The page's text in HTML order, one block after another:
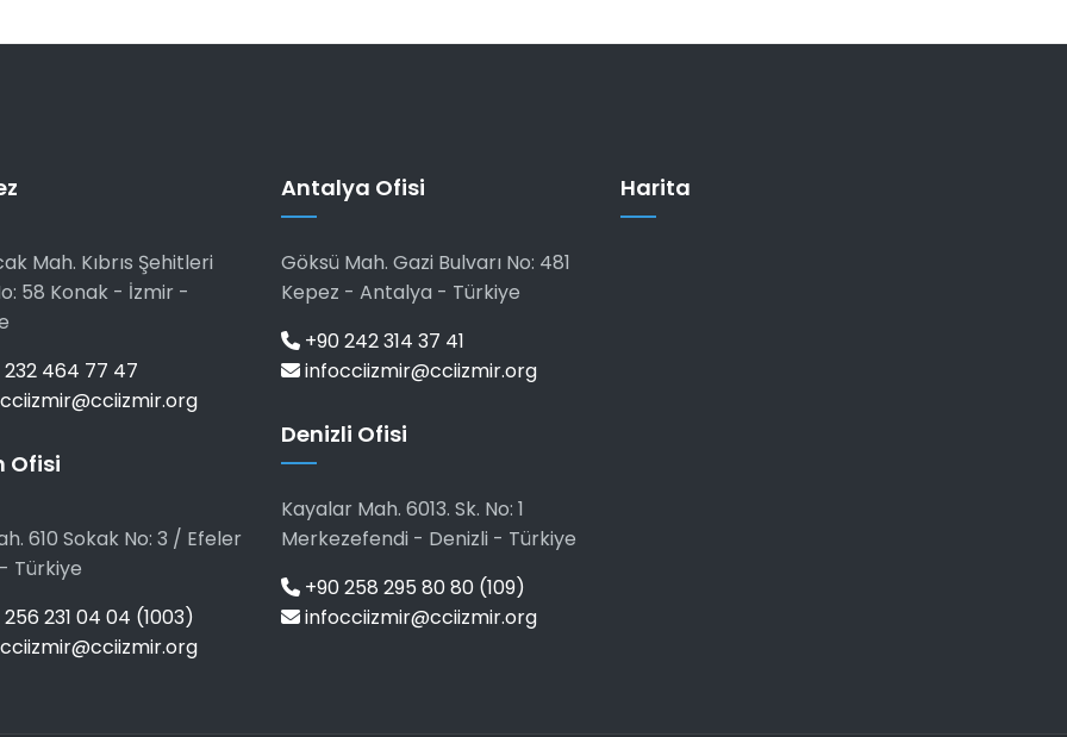
Mah. Kıbrıs Şehitleri
58 Konak - İzmir -
464 77 47
Ofisi
610 Sokak No: 3 / Efeler
Türkiye
231 04 04 (1003)
Antalya Ofisi
Göksü Mah. Gazi Bulvarı No: 481
Kepez - Antalya - Türkiye
+90 242 314 37 41
infocciizmir@cciizmir.org
Denizli Ofisi
Kayalar Mah. 6013. Sk. No: 1
Merkezefendi - Denizli - Türkiye
+90 258 295 80 80 (109)
infocciizmir@cciizmir.org
Harita